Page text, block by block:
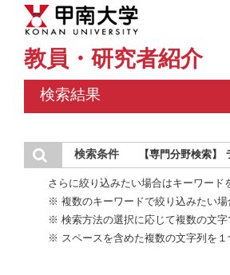
教員・研究者紹介
検索結果
検索条件 【専門分野検索】
さらに絞り込みたい場合はキーワード
※ 複数のキーワードで絞り込みたい場
※ 検索方法の選択に応じて複数の文字
※ スペースを含めた複数の文字列を１